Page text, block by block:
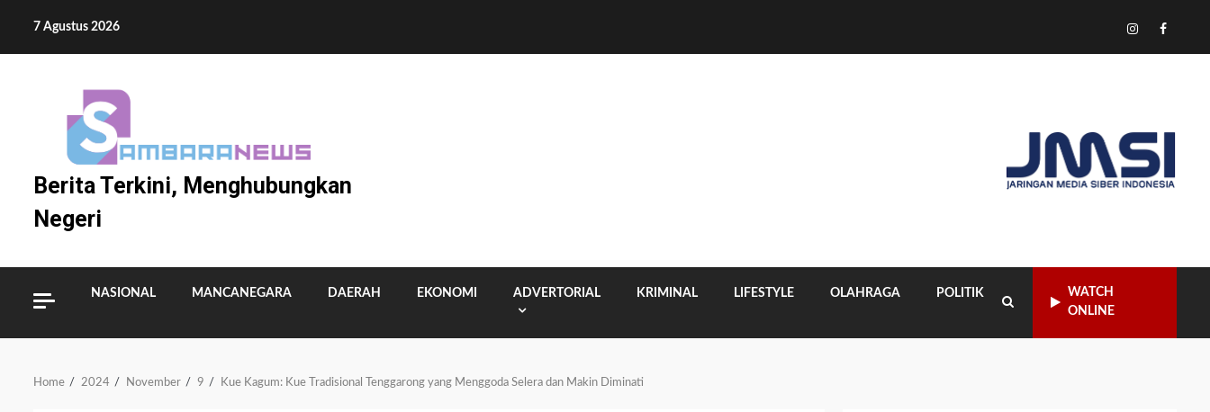
content
7 Agustus 2026 Tiktok
Instagram
Berita Terkini, Menghubungkan
Negeri
NASIONAL MANCANEGARA DAERAH EKONOMI ADVERTORIAL KRIMINAL LIFESTYLE OLAHRAGA POLITIK
WATCH
ONLINE
Home 2024 November 9 Kue Kagum: Kue Tradisional Tenggarong yang Menggoda Selera dan Makin Diminati